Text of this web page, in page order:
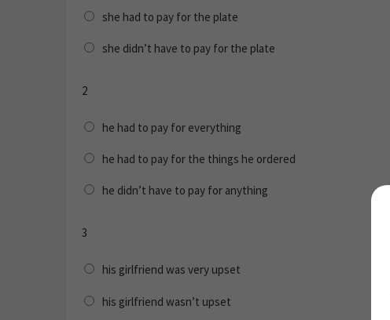
she had to pay for the plate
she didn’t have to pay for the plate
2
he had to pay for everything
he had to pay for the things he ordered
he didn’t have to pay for anything
3
his girlfriend was very upset
his girlfriend wasn’t upset